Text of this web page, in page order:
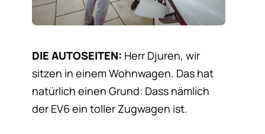
DIE AUTOSEITEN: Herr Djuren, wir
sitzen in einem Wohnwagen. Das hat
natürlich einen Grund: Dass nämlich
der EV6 ein toller Zugwagen ist.